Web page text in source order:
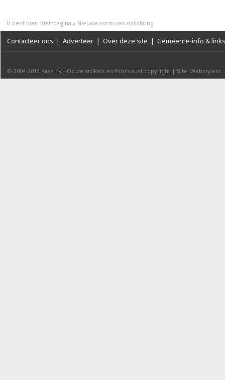
U bent hier: Startpagina » Nieuwe vorm van oplichting
Contacteer ons | Adverteer | Over deze site | Gemeente-info & links
© 2004-2013 Faes nv - Op de artikels en foto’s rust copyright | Site: Webstylers